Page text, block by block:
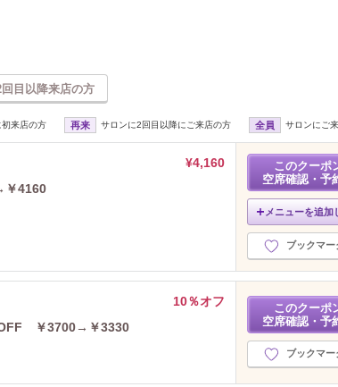
回目以降来店の方
来店の方 再来 サロンに2回目以降にご来店の方 全員 サロンにご
¥4,160
￥4160
このクーポ
空席確認・予
メニューを追加
ブックマー
10％オフ
OFF ￥3700→￥3330
このクーポ
空席確認・予
ブックマー